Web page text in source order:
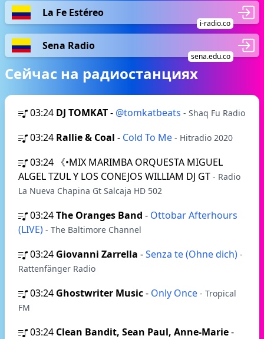
La Fe Estéreo
i-radio.co
Sena Radio
sena.edu.co
Сейчас на радиостанциях
03:24 DJ TOMKAT- @tomkatbeats - Shaq Fu Radio
03:24 Rallie & Coal - Cold To Me - Hitradio 2020
03:24 《•MIX MARIMBA ORQUESTA MIGUEL
ALGEL TZUL Y LOS CONEJOS WILLIAM DJ GT - Radio
La Nueva Chapina Gt Salcaja HD 502
03:24The Oranges Band - Ottobar Afterhours
(LIVE) - The Baltimore Channel
03:24 Giovanni Zarrella -Senza te (Ohne dich) -
Rattenfänger Radio
03:24 Ghostwriter Music- Only Once - Tropical
FM
03:24 Clean Bandit, Sean Paul, Anne-Marie-